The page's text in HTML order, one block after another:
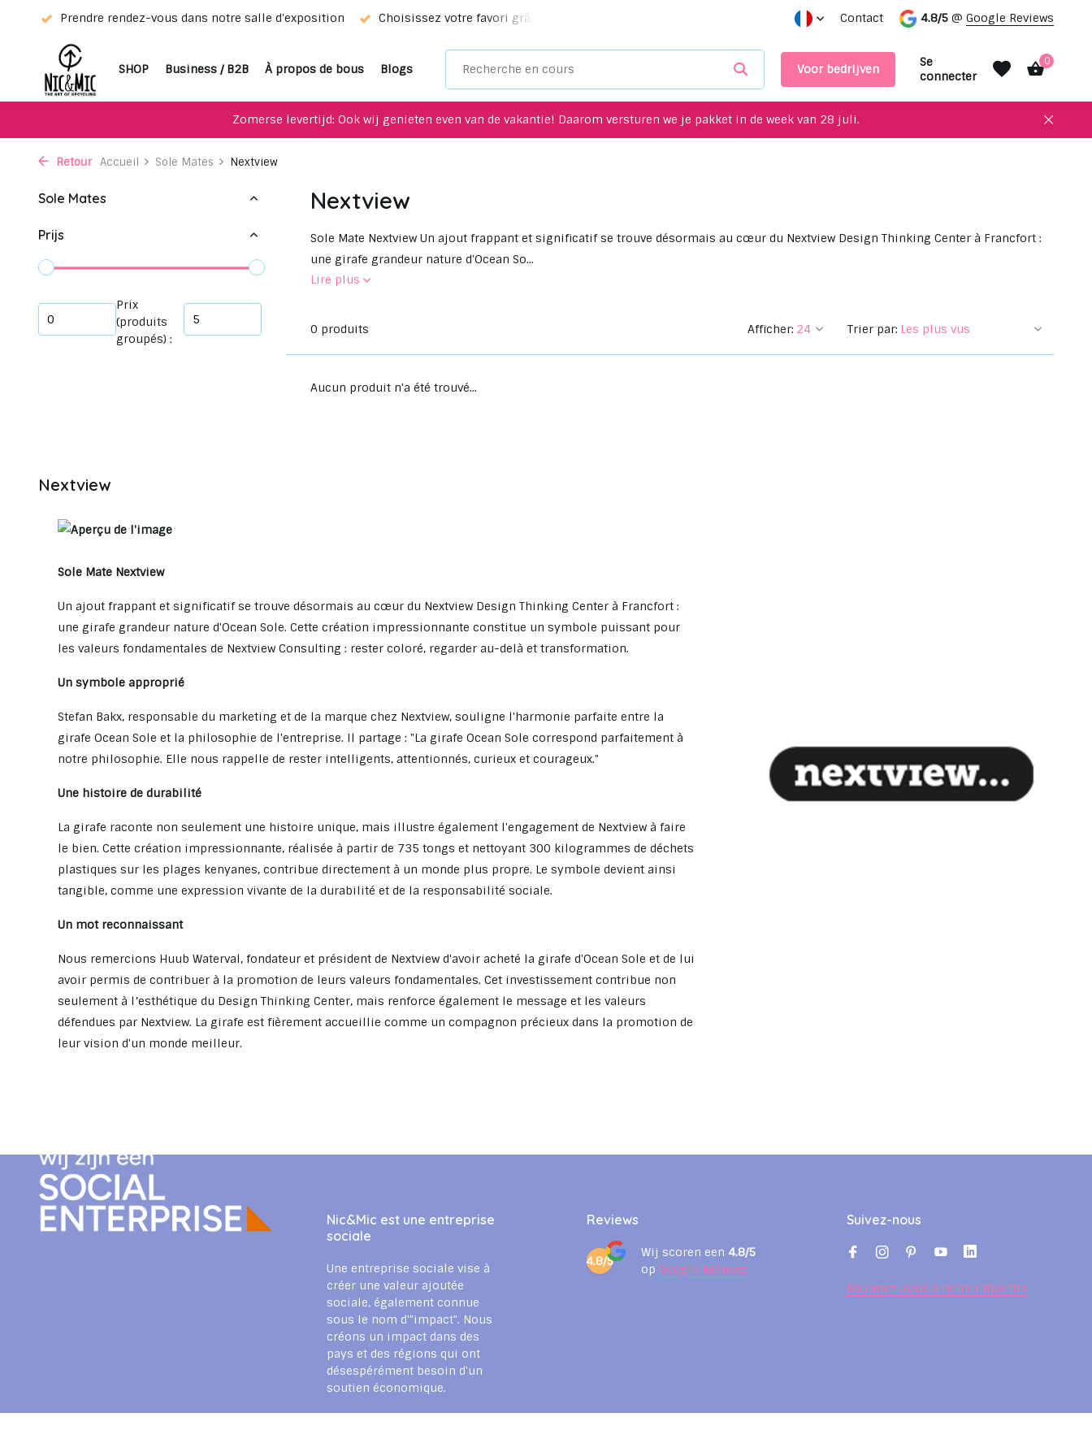
Prendre rendez-vous dans notre salle d'exposition Choisissez votre favori grâce à notre service de sélection! Des objets uniques à recycler pour votre intérieur !
Contact 4.8/5 @ Google Reviews
SHOP Business / B2B À propos de bous Blogs Voor bedrijven
Se
connecter
0
Zomerse levertijd: Ook wij genieten even van de vakantie! Daarom versturen we je pakket in de week van 28 juli.
Retour Accueil Sole Mates Nextview
Sole Mates
Prijs
Prix
(produits
groupés) :
Nextview
Sole Mate Nextview Un ajout frappant et significatif se trouve désormais au cœur du Nextview Design Thinking Center à Francfort :
une girafe grandeur nature d'Ocean So...
Lire plus
0 produits Afficher: Trier par:
Aucun produit n'a été trouvé...
Nextview
Sole Mate Nextview
Un ajout frappant et significatif se trouve désormais au cœur du Nextview Design Thinking Center à Francfort :
une girafe grandeur nature d'Ocean Sole. Cette création impressionnante constitue un symbole puissant pour
les valeurs fondamentales de Nextview Consulting : rester coloré, regarder au-delà et transformation.
Un symbole approprié
Stefan Bakx, responsable du marketing et de la marque chez Nextview, souligne l'harmonie parfaite entre la
girafe Ocean Sole et la philosophie de l'entreprise. Il partage : "La girafe Ocean Sole correspond parfaitement à
notre philosophie. Elle nous rappelle de rester intelligents, attentionnés, curieux et courageux."
Une histoire de durabilité
La girafe raconte non seulement une histoire unique, mais illustre également l'engagement de Nextview à faire
le bien. Cette création impressionnante, réalisée à partir de 735 tongs et nettoyant 300 kilogrammes de déchets
plastiques sur les plages kenyanes, contribue directement à un monde plus propre. Le symbole devient ainsi
tangible, comme une expression vivante de la durabilité et de la responsabilité sociale.
Un mot reconnaissant
Nous remercions Huub Waterval, fondateur et président de Nextview d'avoir acheté la girafe d'Ocean Sole et de lui
avoir permis de contribuer à la promotion de leurs valeurs fondamentales. Cet investissement contribue non
seulement à l’esthétique du Design Thinking Center, mais renforce également le message et les valeurs
défendues par Nextview. La girafe est fièrement accueillie comme un compagnon précieux dans la promotion de
leur vision d'un monde meilleur.
Nic&Mic est une entreprise
sociale
Une entreprise sociale vise à
créer une valeur ajoutée
sociale, également connue
sous le nom d'"impact". Nous
créons un impact dans des
pays et des régions qui ont
désespérément besoin d'un
soutien économique.
Reviews
4.8/5
Wij scoren een 4.8/5
op Google Reviews
Suivez-nous
Abonnez-vous à notre infolettre